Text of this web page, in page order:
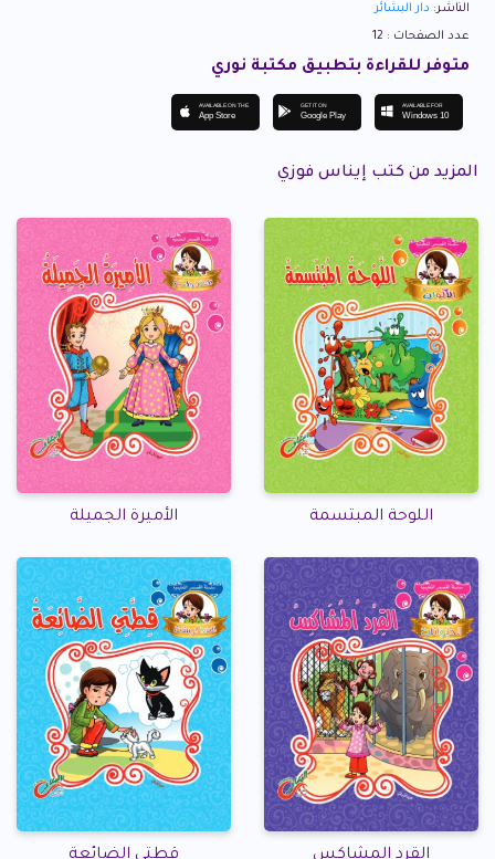
الناشر: دار البشائر
عدد الصفحات : 12
متوفر للقراءة بتطبيق مكتبة نوري
AVAILABLE ON THE
App Store
GET IT ON
Google Play
AVAILABLE FOR
Windows 10
المزيد من كتب إيناس فوزي
اللوحة المبتسمة الأميرة الجميلة